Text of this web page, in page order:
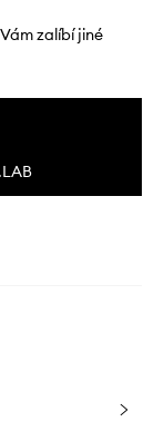
zalíbí jiné